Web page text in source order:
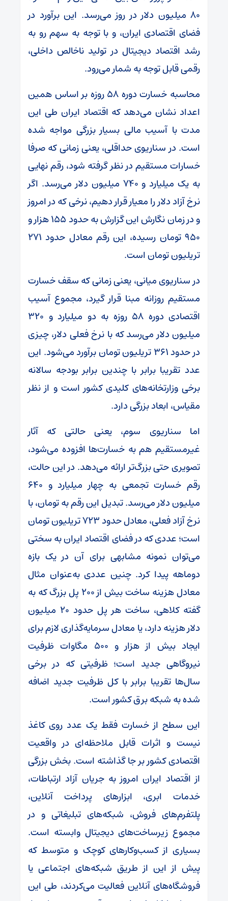
۸۰ میلیون دلار در روز می‌رسد. این برآورد در
فضای اقتصادی ایران، و با توجه به سهم رو به
رشد اقتصاد دیجیتال در تولید ناخالص داخلی،
رقمی قابل توجه به شمار می‌رود.
محاسبه خسارت دوره ۵۸ روزه بر اساس همین
اعداد نشان می‌دهد که اقتصاد ایران طی این
مدت با آسیب مالی بسیار بزرگی مواجه شده
است. در سناریوی حداقلی، یعنی زمانی که صرفا
خسارات مستقیم در نظر گرفته شود، رقم نهایی
به یک میلیارد و ۷۴۰ میلیون دلار می‌رسد. اگر
نرخ آزاد دلار را معیار قرار دهیم، نرخی که در امروز
و در زمان نگارش این گزارش به حدود ۱۵۵ هزار و
۹۵۰ تومان رسیده، این رقم معادل حدود ۲۷۱
تریلیون تومان است.
در سناریوی میانی، یعنی زمانی که سقف خسارت
مستقیم روزانه مبنا قرار گیرد، مجموع آسیب
اقتصادی دوره ۵۸ روزه به دو میلیارد و ۳۲۰
میلیون دلار می‌رسد که با نرخ فعلی دلار، چیزی
در حدود ۳۶۱ تریلیون تومان برآورد می‌شود. این
عدد تقریبا برابر با چندین برابر بودجه سالانه
برخی وزارتخانه‌های کلیدی کشور است و از نظر
مقیاس، ابعاد بزرگی دارد.
اما سناریوی سوم، یعنی حالتی که آثار
غیرمستقیم هم به خسارت‌ها افزوده می‌شود،
تصویری حتی بزرگ‌تر ارائه می‌دهد. در این حالت،
رقم خسارت تجمعی به چهار میلیارد و ۶۴۰
میلیون دلار می‌رسد. تبدیل این رقم به تومان، با
نرخ آزاد فعلی، معادل حدود ۷۲۳ تریلیون تومان
است؛ عددی که در فضای اقتصاد ایران به سختی
می‌توان نمونه مشابهی برای آن در یک بازه
دوماهه پیدا کرد. چنین عددی به‌عنوان مثال
معادل هزینه ساخت بیش از ۲۰۰ پل بزرگ که به
گفته کلاهی، ساخت هر پل حدود ۲۰ میلیون
دلار هزینه دارد، یا معادل سرمایه‌گذاری لازم برای
ایجاد بیش از هزار و ۵۰۰ مگاوات ظرفیت
نیروگاهی جدید است؛ ظرفیتی که در برخی
سال‌ها تقریبا برابر با کل ظرفیت جدید اضافه
شده به شبکه برق کشور است.
این سطح از خسارت فقط یک عدد روی کاغذ
نیست و اثرات قابل ملاحظه‌ای در واقعیت
اقتصادی کشور بر جا گذاشته است. بخش بزرگی
از اقتصاد ایران امروز به جریان آزاد ارتباطات،
خدمات ابری، ابزارهای پرداخت آنلاین،
پلتفرم‌های فروش، شبکه‌های تبلیغاتی و در
مجموع زیرساخت‌های دیجیتال وابسته است.
بسیاری از کسب‌وکارهای کوچک و متوسط که
پیش از این از طریق شبکه‌های اجتماعی یا
فروشگاه‌های آنلاین فعالیت می‌کردند، طی این